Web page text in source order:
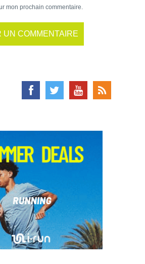
mon prochain commentaire.